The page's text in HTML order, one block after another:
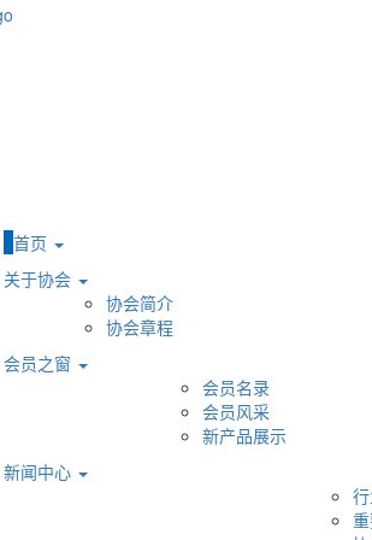
首页
关于协会
协会简介
协会章程
会员之窗
会员名录
会员风采
新产品展示
新闻中心